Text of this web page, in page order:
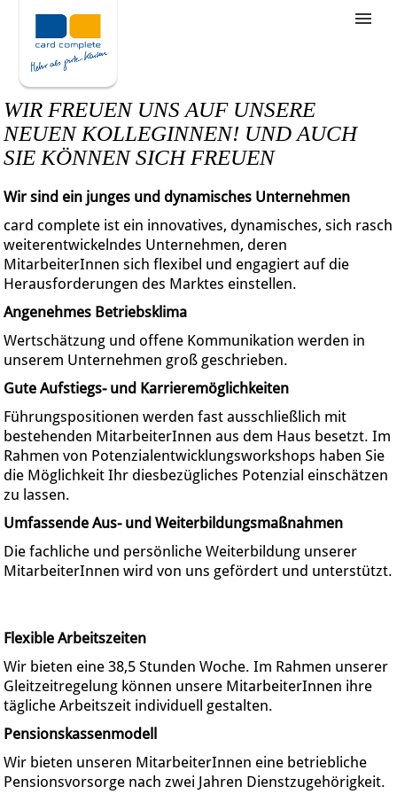
Stellenangebote
Unternehmensziele
Was wir bieten
Wie bewerbe ich mich
WIR FREUEN UNS AUF UNSERE
NEUEN KOLLEGINNEN! UND AUCH
SIE KÖNNEN SICH FREUEN
Wir sind ein junges und dynamisches Unternehmen
card complete ist ein innovatives, dynamisches, sich rasch
weiterentwickelndes Unternehmen, deren
MitarbeiterInnen sich flexibel und engagiert auf die
Herausforderungen des Marktes einstellen.
Angenehmes Betriebsklima
Wertschätzung und offene Kommunikation werden in
unserem Unternehmen groß geschrieben.
Gute Aufstiegs- und Karrieremöglichkeiten
Führungspositionen werden fast ausschließlich mit
bestehenden MitarbeiterInnen aus dem Haus besetzt. Im
Rahmen von Potenzialentwicklungsworkshops haben Sie
die Möglichkeit Ihr diesbezügliches Potenzial einschätzen
zu lassen.
Umfassende Aus- und Weiterbildungsmaßnahmen
Die fachliche und persönliche Weiterbildung unserer
MitarbeiterInnen wird von uns gefördert und unterstützt.
Flexible Arbeitszeiten
Wir bieten eine 38,5 Stunden Woche. Im Rahmen unserer
Gleitzeitregelung können unsere MitarbeiterInnen ihre
tägliche Arbeitszeit individuell gestalten.
Pensionskassenmodell
Wir bieten unseren MitarbeiterInnen eine betriebliche
Pensionsvorsorge nach zwei Jahren Dienstzugehörigkeit.